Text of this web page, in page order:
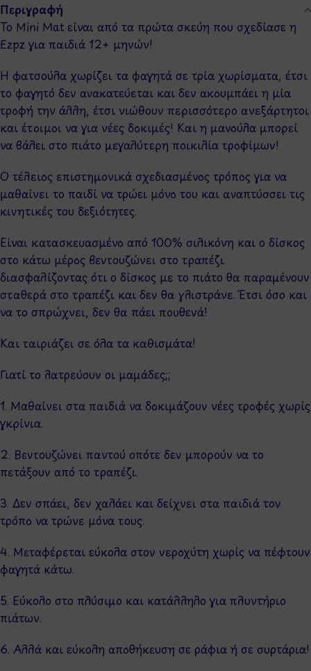
Περιγραφή
Το Mini Mat είναι από τα πρώτα σκεύη που σχεδίασε η
Ezpz για παιδιά 12+ μηνών!
Η φατσούλα χωρίζει τα φαγητά σε τρία χωρίσματα, έτσι
το φαγητό δεν ανακατεύεται και δεν ακουμπάει η μία
τροφή την άλλη, έτσι νιώθουν περισσότερο ανεξάρτητοι
και έτοιμοι να για νέες δοκιμές! Και η μανούλα μπορεί
να βάλει στο πιάτο μεγαλύτερη ποικιλία τροφίμων!
Ο τέλειος επιστημονικά σχεδιασμένος τρόπος για να
μαθαίνει το παιδί να τρώει μόνο του και αναπτύσσει τις
κινητικές του δεξιότητες.
Είναι κατασκευασμένο από 100% σιλικόνη και ο δίσκος
στο κάτω μέρος βεντουζώνει στο τραπέζι
διασφαλίζοντας ότι ο δίσκος με το πιάτο θα παραμένουν
σταθερά στο τραπέζι και δεν θα γλιστράνε. Έτσι όσο και
να το σπρώχνει, δεν θα πάει πουθενά!
Και ταιριάζει σε όλα τα καθισμάτα!
Γιατί το λατρεύουν οι μαμάδες;;
1. Μαθαίνει στα παιδιά να δοκιμάζουν νέες τροφές χωρίς
γκρίνια.
2. Βεντουζώνει παντού οπότε δεν μπορούν να το
πετάξουν από το τραπέζι.
3. Δεν σπάει, δεν χαλάει και δείχνει στα παιδιά τον
τρόπο να τρώνε μόνα τους.
4. Μεταφέρεται εύκολα στον νεροχύτη χωρίς να πέφτουν
φαγητά κάτω.
5. Εύκολο στο πλύσιμο και κατάλληλο για πλυντήριο
πιάτων.
6. Αλλά και εύκολη αποθήκευση σε ράφια ή σε συρτάρια!